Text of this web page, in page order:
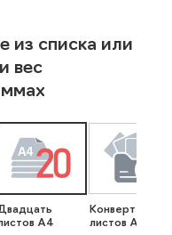
из списка или
вес
А4
Конверт до 40
листов А4